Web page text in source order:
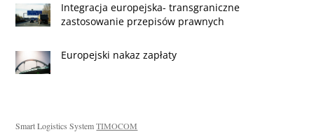
Integracja europejska- transgraniczne
zastosowanie przepisów prawnych
Europejski nakaz zapłaty
Smart Logistics SystemTIMOCOM